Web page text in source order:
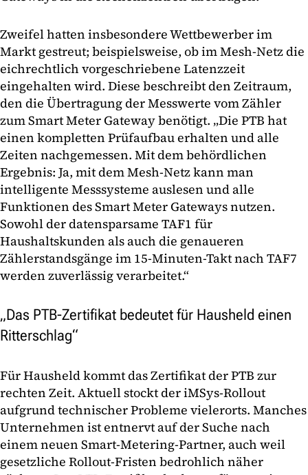
Zweifel hatten insbesondere Wettbewerber im
Markt gestreut; beispielsweise, ob im Mesh-Netz die
eichrechtlich vorgeschriebene Latenzzeit
eingehalten wird. Diese beschreibt den Zeitraum,
den die Übertragung der Messwerte vom Zähler
zum Smart Meter Gateway benötigt. „Die PTB hat
einen kompletten Prüfaufbau erhalten und alle
Zeiten nachgemessen. Mit dem behördlichen
Ergebnis: Ja, mit dem Mesh-Netz kann man
intelligente Messsysteme auslesen und alle
Funktionen des Smart Meter Gateways nutzen.
Sowohl der datensparsame TAF1 für
Haushaltskunden als auch die genaueren
Zählerstandsgänge im 15-Minuten-Takt nach TAF7
werden zuverlässig verarbeitet.“
„Das PTB-Zertifikat bedeutet für Hausheld einen
Ritterschlag“
Für Hausheld kommt das Zertifikat der PTB zur
rechten Zeit. Aktuell stockt der iMSys-Rollout
aufgrund technischer Probleme vielerorts. Manches
Unternehmen ist entnervt auf der Suche nach
einem neuen Smart-Metering-Partner, auch weil
gesetzliche Rollout-Fristen bedrohlich näher